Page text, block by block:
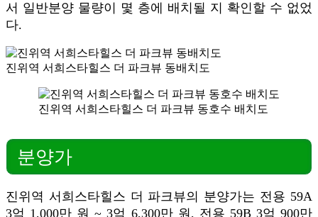
서 일반분양 물량이 몇 층에 배치될 지 확인할 수 없었
다.
진위역 서희스타힐스 더 파크뷰 동배치도
진위역 서희스타힐스 더 파크뷰 동호수 배치도
분양가
진위역 서희스타힐스 더 파크뷰의 분양가는 전용 59A
3억 1,000만 원 ~ 3억 6,300만 원, 전용 59B 3억 900만